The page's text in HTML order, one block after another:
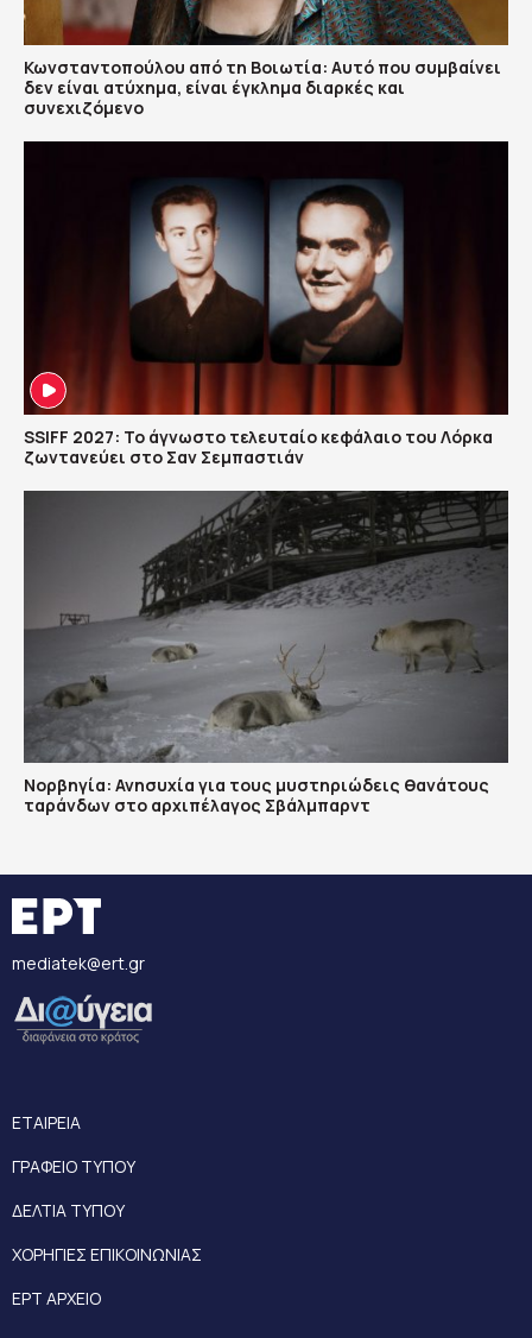
Κωνσταντοπούλου από τη Βοιωτία: Αυτό που συμβαίνει
δεν είναι ατύχημα, είναι έγκλημα διαρκές και
συνεχιζόμενο
SSIFF 2027: Το άγνωστο τελευταίο κεφάλαιο του Λόρκα
ζωντανεύει στο Σαν Σεμπαστιάν
Νορβηγία: Ανησυχία για τους μυστηριώδεις θανάτους
ταράνδων στο αρχιπέλαγος Σβάλμπαρντ
mediatek@ert.gr
ΕΤΑΙΡΕΙΑ
ΓΡΑΦΕΙΟ ΤΥΠΟΥ
ΔΕΛΤΙΑ ΤΥΠΟΥ
ΧΟΡΗΓΙΕΣ ΕΠΙΚΟΙΝΩΝΙΑΣ
ΕΡΤ ΑΡΧΕΙΟ